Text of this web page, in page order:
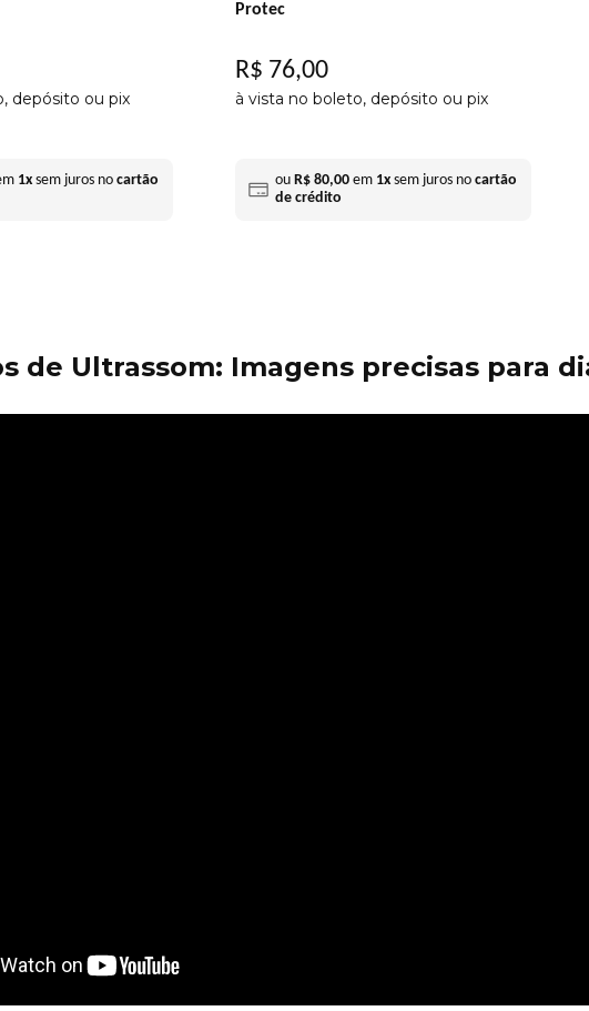
depósito ou pix
1xsem juros no cartão
Protec
R$ 76,00
à vista no boleto, depósito ou pix
ou R$ 80,00em 1xsem juros no cartão
de crédito
de Ultrassom: Imagens precisas para